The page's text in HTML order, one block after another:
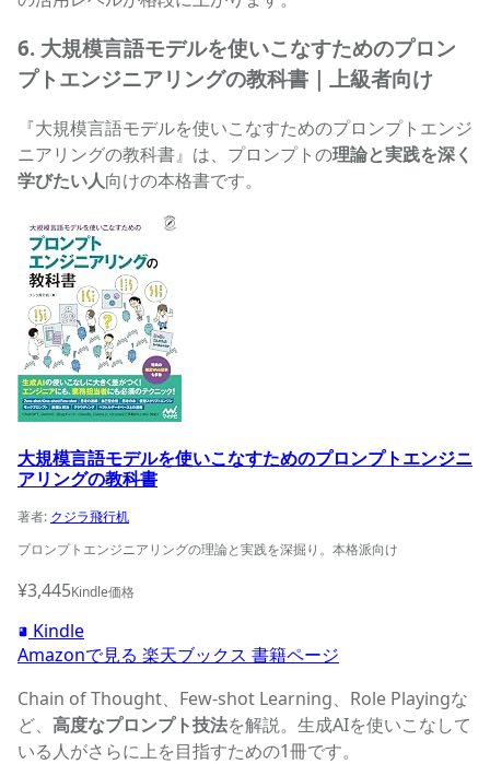
6. 大規模言語モデルを使いこなすためのプロン
プトエンジニアリングの教科書｜上級者向け
『大規模言語モデルを使いこなすためのプロンプトエンジ
ニアリングの教科書』は、プロンプトの理論と実践を深く
学びたい人向けの本格書です。
大規模言語モデルを使いこなすためのプロンプトエンジニ
大規模言語モデルを使いこなすためのプロンプトエンジニ
アリングの教科書
著者: クジラ飛行机
プロンプトエンジニアリングの理論と実践を深掘り。本格派向け
¥3,445Kindle価格
Kindle
Amazonで見る 楽天ブックス 書籍ページ
Chain of Thought、Few-shot Learning、Role Playingな
ど、 高度なプロンプト技法を解説。生成AIを使いこなして
いる人がさらに上を目指すための1冊です。